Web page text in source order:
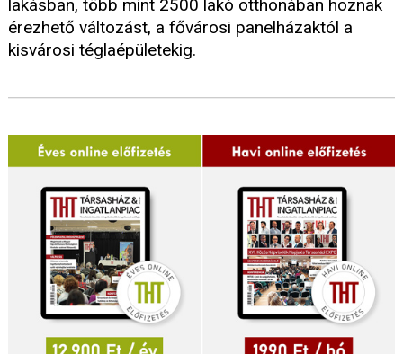
lakásban, több mint 2500 lakó otthonában hoznak
érezhető változást, a fővárosi panelházaktól a
kisvárosi téglaépületekig.